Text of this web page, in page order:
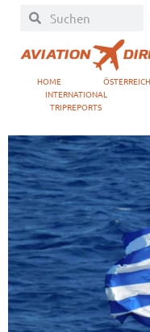
HOME ÖSTERREICH
INTERNATIONAL
TRIPREPORTS